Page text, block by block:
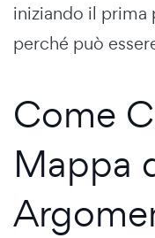
iniziando il
perché può
Come
Mappa